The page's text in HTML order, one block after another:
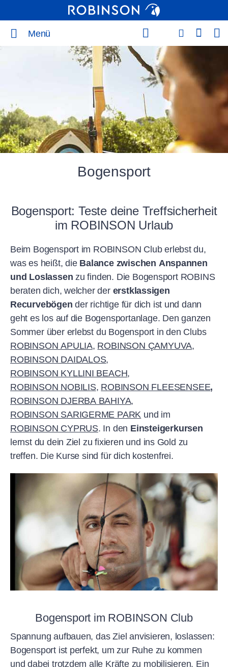
Menü
Bogensport
Bogensport: Teste deine Treffsicherheit
im ROBINSON Urlaub
Beim Bogensport im ROBINSON Club erlebst du,
was es heißt, die Balance zwischen Anspannen
und Loslassen zu finden. Die Bogensport ROBINS
beraten dich, welcher der erstklassigen
Recurvebögen der richtige für dich ist und dann
geht es los auf die Bogensportanlage. Den ganzen
Sommer über erlebst du Bogensport in den Clubs
ROBINSON APULIA, ROBINSON ÇAMYUVA,
ROBINSON DAIDALOS,
ROBINSON KYLLINI BEACH,
ROBINSON NOBILIS, ROBINSON FLEESENSEE,
ROBINSON DJERBA BAHIYA,
ROBINSON SARIGERME PARK und im
ROBINSON CYPRUS. In den Einsteigerkursen
lernst du dein Ziel zu fixieren und ins Gold zu
treffen. Die Kurse sind für dich kostenfrei.
Bogensport im ROBINSON Club
Spannung aufbauen, das Ziel anvisieren, loslassen:
Bogensport ist perfekt, um zur Ruhe zu kommen
und dabei trotzdem alle Kräfte zu mobilisieren. Ein